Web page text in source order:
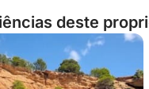
deste